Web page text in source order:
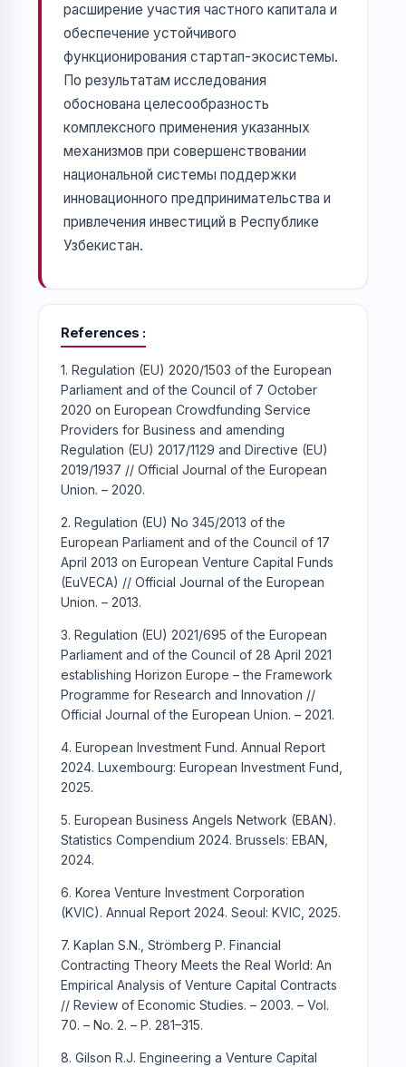
расширение участия частного капитала и
обеспечение устойчивого
функционирования стартап-экосистемы.
По результатам исследования
обоснована целесообразность
комплексного применения указанных
механизмов при совершенствовании
национальной системы поддержки
инновационного предпринимательства и
привлечения инвестиций в Республике
Узбекистан.
References
1. Regulation (EU) 2020/1503 of the European
Parliament and of the Council of 7 October
2020 on European Crowdfunding Service
Providers for Business and amending
Regulation (EU) 2017/1129 and Directive (EU)
2019/1937 // Official Journal of the European
Union. – 2020.
2. Regulation (EU) No 345/2013 of the
European Parliament and of the Council of 17
April 2013 on European Venture Capital Funds
(EuVECA) // Official Journal of the European
Union. – 2013.
3. Regulation (EU) 2021/695 of the European
Parliament and of the Council of 28 April 2021
establishing Horizon Europe – the Framework
Programme for Research and Innovation //
Official Journal of the European Union. – 2021.
4. European Investment Fund. Annual Report
2024. Luxembourg: European Investment Fund,
2025.
5. European Business Angels Network (EBAN).
Statistics Compendium 2024. Brussels: EBAN,
2024.
6. Korea Venture Investment Corporation
(KVIC). Annual Report 2024. Seoul: KVIC, 2025.
7. Kaplan S.N., Strömberg P. Financial
Contracting Theory Meets the Real World: An
Empirical Analysis of Venture Capital Contracts
// Review of Economic Studies. – 2003. – Vol.
70. – No. 2. – P. 281–315.
8. Gilson R.J. Engineering a Venture Capital